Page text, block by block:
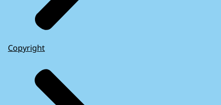
Copyright